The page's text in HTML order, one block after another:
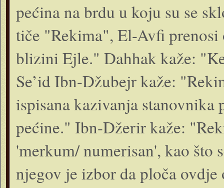
pećina na brdu u koju su se
tiče "Rekima", El-Avfi prenosi
blizini Ejle." Dahhak kaže:
Se’id Ibn-Džubejr kaže:
ispisana kazivanja stanovnika
pećine." Ibn-Džerir kaže:
'merkum/ numerisan', kao što
njegov je izbor da ploča